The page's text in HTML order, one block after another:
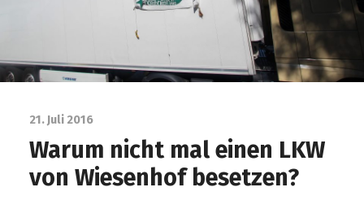
21. Juli 2016
Warum nicht mal einen LKW
von Wiesenhof besetzen?